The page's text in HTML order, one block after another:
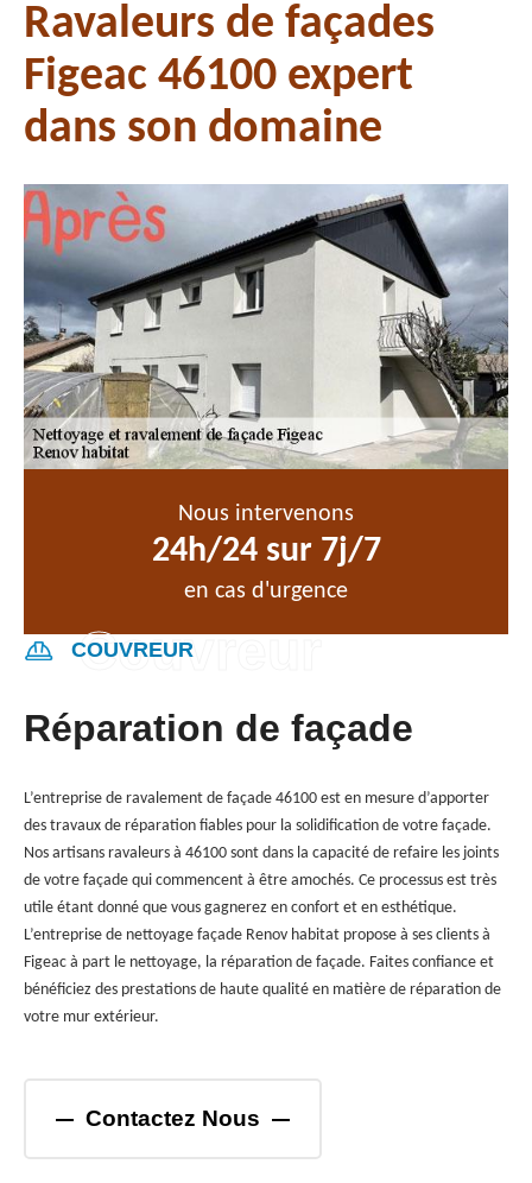
Ravaleurs de façades
Figeac 46100 expert
dans son domaine
Nous intervenons
24h/24 sur 7j/7
en cas d'urgence
COUVREUR
Réparation de façade
L’entreprise de ravalement de façade 46100 est en mesure d’apporter
des travaux de réparation fiables pour la solidification de votre façade.
Nos artisans ravaleurs à 46100 sont dans la capacité de refaire les joints
de votre façade qui commencent à être amochés. Ce processus est très
utile étant donné que vous gagnerez en confort et en esthétique.
L’entreprise de nettoyage façade Renov habitat propose à ses clients à
Figeac à part le nettoyage, la réparation de façade. Faites confiance et
bénéficiez des prestations de haute qualité en matière de réparation de
votre mur extérieur.
Contactez Nous